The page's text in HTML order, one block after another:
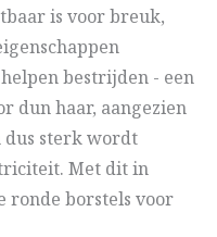
is voor breuk,
bestrijden - een
dun haar, aangezien
dus sterk wordt
Met dit in
ronde borstels voor